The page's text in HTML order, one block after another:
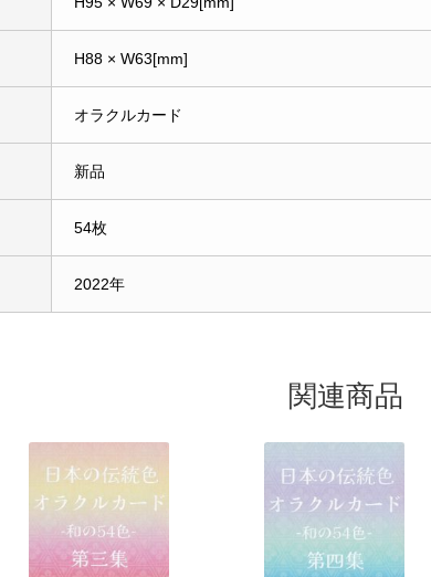
H88 × W63[mm]
オラクルカード
新品
54枚
2022年
関連商品